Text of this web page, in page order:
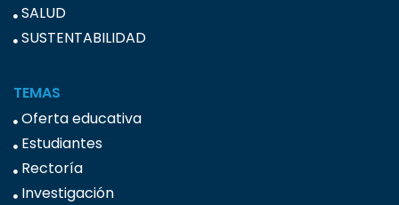
SALUD
SUSTENTABILIDAD
TEMAS
Oferta educativa
Estudiantes
Rectoría
Investigación